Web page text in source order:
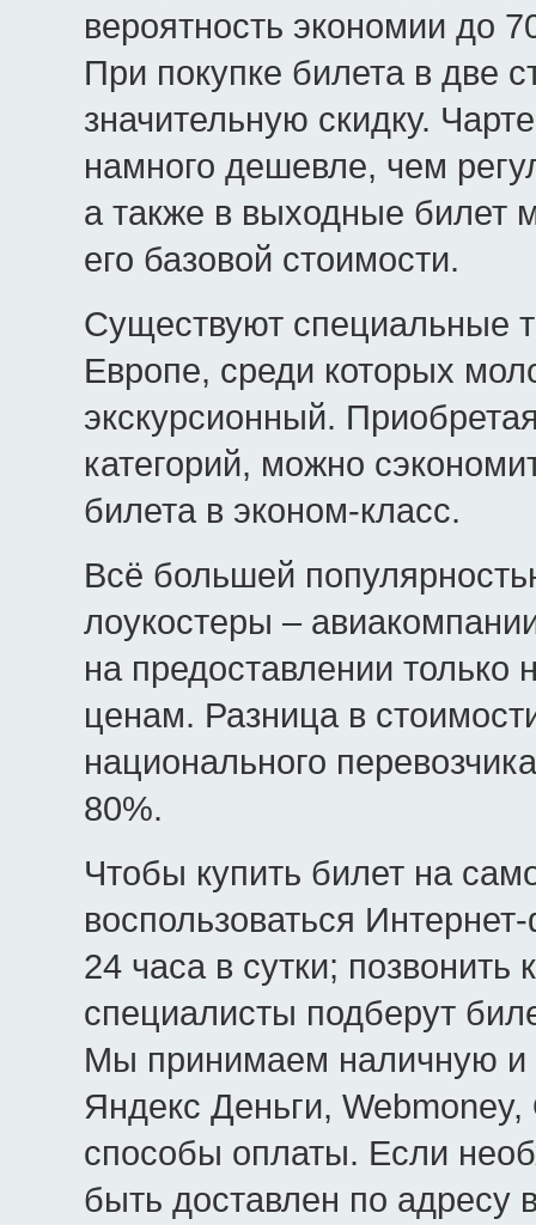
вероятность экономии до
При покупке билета в две
значительную скидку.
намного дешевле, чем
а также в выходные билет
его базовой стоимости.
Существуют специальные
Европе, среди которых
экскурсионный.
категорий, можно
билета в эконом-класс.
Всё большей
лоукостеры –
на предоставлении только
ценам. Разница в
национального
80%.
Чтобы купить билет на
воспользоваться
24 часа в сутки;
специалисты подберут
Мы принимаем наличную и
Яндекс Деньги,
способы оплаты. Если
быть доставлен по адресу